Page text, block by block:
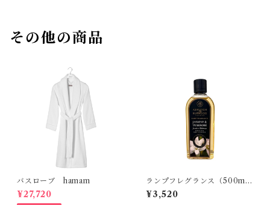
その他の商品
バスローブ hamam
¥27,720
ランプフレグランス（500m
l） Ashleigh&Burwood
¥3,520